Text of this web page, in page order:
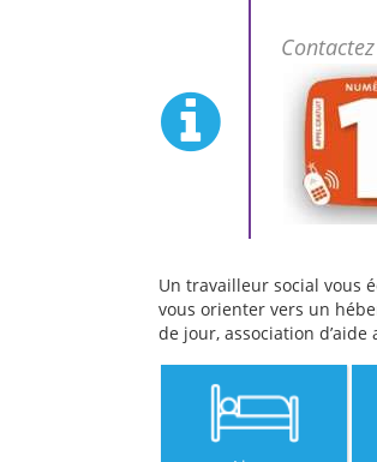
Un travailleur social vous
vous orienter vers un
de jour, association